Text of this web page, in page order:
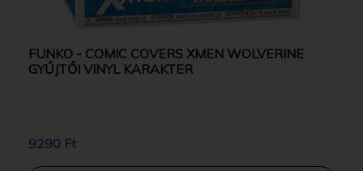
FUNKO - COMIC COVERS XMEN WOLVERINE
GYŰJTŐI VINYL KARAKTER
9290 Ft